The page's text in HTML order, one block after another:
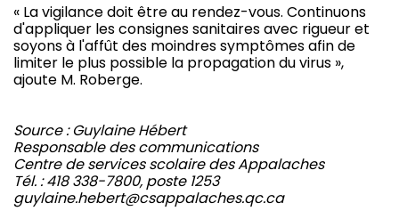
« La vigilance doit être au rendez-vous. Continuons
d'appliquer les consignes sanitaires avec rigueur et
soyons à l'affût des moindres symptômes afin de
limiter le plus possible la propagation du virus »,
ajoute M. Roberge.
Source : Guylaine Hébert
Responsable des communications
Centre de services scolaire des Appalaches
Tél. : 418 338-7800, poste 1253
guylaine.hebert@csappalaches.qc.ca